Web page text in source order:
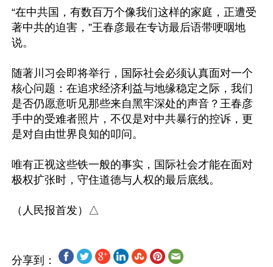
“在中共国，有数百万个像我们这样的家庭，正遭受
著中共的迫害，”王春彦最在专访最后语带哽咽地
说。
随著川习会即将举行，国际社会必须认真面对一个
核心问题：在追求经济利益与地缘稳定之际，我们
是否仍愿意听见那些来自黑牢深处的声音？王春彦
手中的受难者照片，不仅是对中共暴行的控诉，更
是对自由世界良知的叩问。
唯有正视这些铁一般的事实，国际社会才能在面对
极权扩张时，守住道德与人权的最后底线。
分享到：